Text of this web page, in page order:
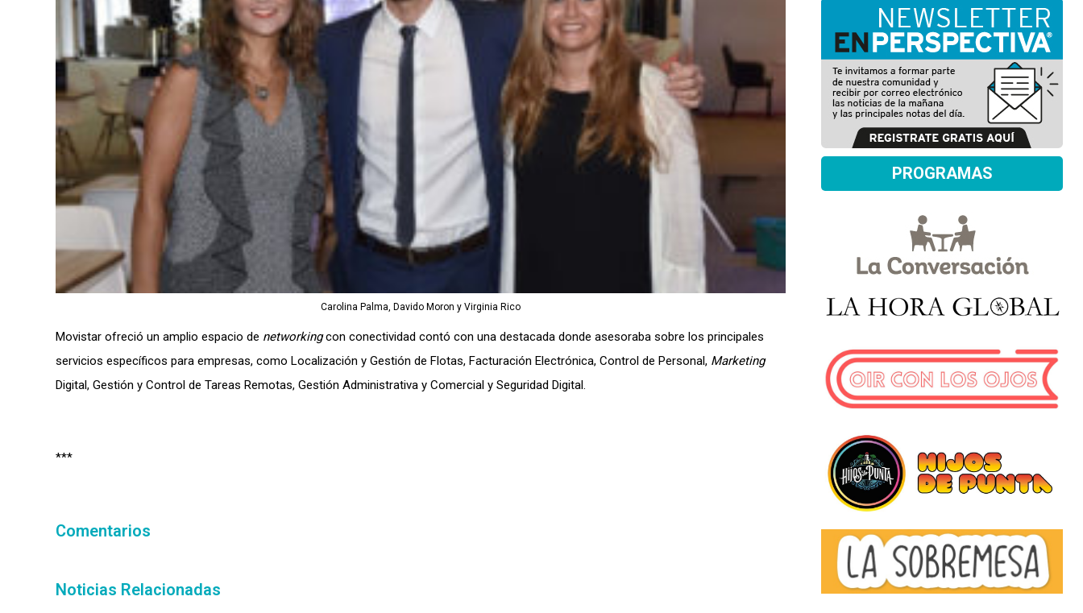
Carolina Palma, Davido Moron y Virginia Rico
Movistar ofreció un amplio espacio de networkingcon conectividad contó con una destacada donde asesoraba sobre los principales
servicios específicos para empresas, como Localización y Gestión de Flotas, Facturación Electrónica, Control de Personal, Marketing
Digital, Gestión y Control de Tareas Remotas, Gestión Administrativa y Comercial y Seguridad Digital.
***
Comentarios
Noticias Relacionadas
PROGRAMAS